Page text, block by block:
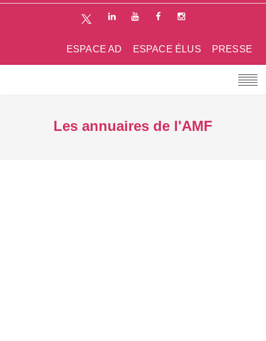
PRESSE
ESPACE ÉLUS
ESPACE AD
Les annuaires de l'AMF